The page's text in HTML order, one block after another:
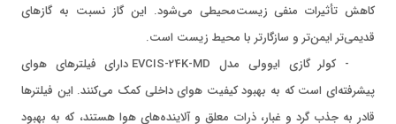
کاهش تأثیرات منفی زیست‌محیطی می‌شود. این گاز نسبت به گازهای
قدیمی‌تر ایمن‌تر و سازگارتر با محیط زیست است.
- کولر گازی ایوولی مدل EVCIS-24K-MD دارای فیلترهای هوای
پیشرفته‌ای است که به بهبود کیفیت هوای داخلی کمک می‌کنند. این فیلترها
قادر به جذب گرد و غبار، ذرات معلق و آلاینده‌های هوا هستند، که به بهبود